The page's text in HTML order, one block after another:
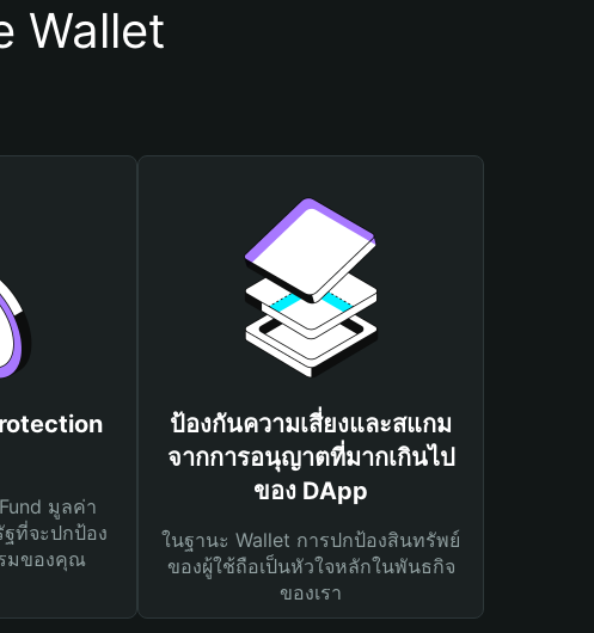
Wallet
มูลค่า
ที่จะปกป้อง
มของคุณ
ป้องกันความเสี่ยงและสแกม
จากการอนุญาตที่มากเกินไป
ของ DApp
ในฐานะ Wallet การปกป้องสินทรัพย์
ของผู้ใช้ถือเป็นหัวใจหลักในพันธกิจ
ของเรา